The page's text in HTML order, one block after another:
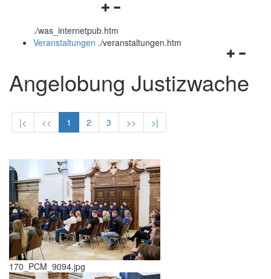
Navigationsmenü
und
schließen
./was_internetpub.htm
und
schließen
Veranstaltungen ./veranstaltungen.htm
Angelobung Justizwache
|< << 1 2 3 >> >|
170_PCM_9094.jpg